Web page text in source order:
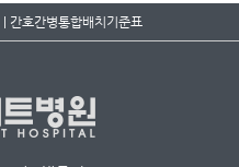
간호간병통합배치기준표